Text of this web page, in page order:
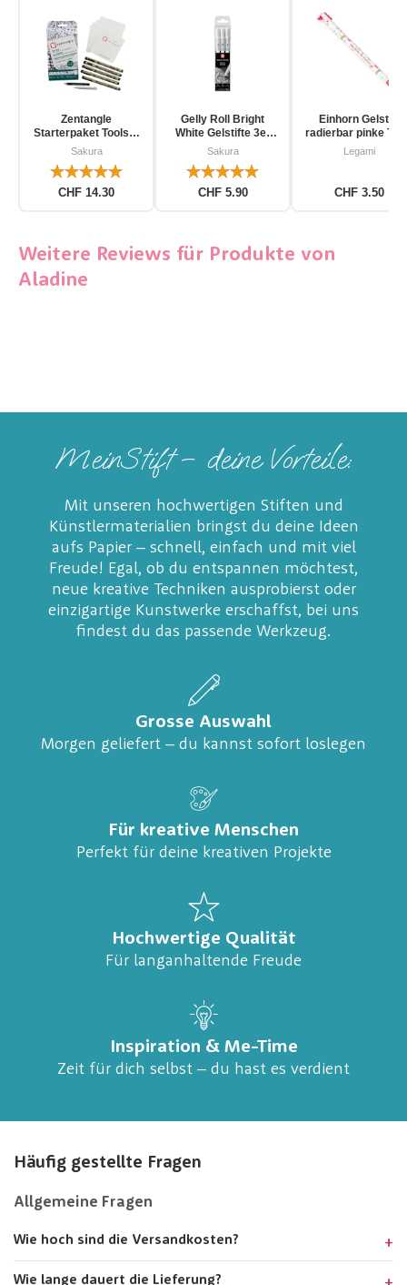
Zentangle
Starterpaket Toolset
für Einsteiger 12-
Sakura
CHF 14.30
Gelly Roll Bright
White Gelstifte 3er
Pack
Sakura
CHF 5.90
Einhorn Gelstift
radierbar pinke
Legami
CHF 3.50
Weitere Reviews für Produkte von
Aladine
MeinStift – deine Vorteile:
Mit unseren hochwertigen Stiften und
Künstlermaterialien bringst du deine Ideen
aufs Papier – schnell, einfach und mit viel
Freude! Egal, ob du entspannen möchtest,
neue kreative Techniken ausprobierst oder
einzigartige Kunstwerke erschaffst, bei uns
findest du das passende Werkzeug.
Grosse Auswahl
Morgen geliefert – du kannst sofort loslegen
Für kreative Menschen
Perfekt für deine kreativen Projekte
Hochwertige Qualität
Für langanhaltende Freude
Inspiration & Me-Time
Zeit für dich selbst – du hast es verdient
Häufig gestellte Fragen
Allgemeine Fragen
Wie hoch sind die Versandkosten?
Wie lange dauert die Lieferung?